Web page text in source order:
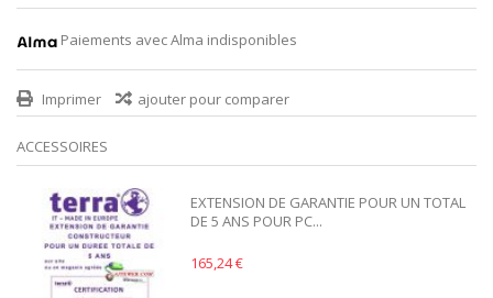
Paiements avec Alma indisponibles
Imprimer ajouter pour comparer
ACCESSOIRES
EXTENSION DE GARANTIE POUR UN TOTAL
DE 5 ANS POUR PC...
165,24 €